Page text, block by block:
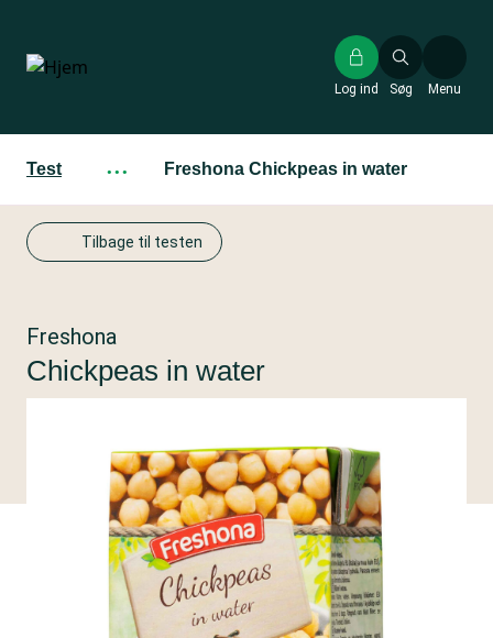
hovedindhold
Søg
Log ind Menu
Test ··· Freshona Chickpeas in water
Tilbage til testen
Freshona
Chickpeas in water